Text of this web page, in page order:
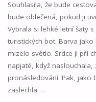
Souhlasila, že bude
bude oblečená, pokud ji
Vybrala si lehké letní šaty
turistických bot. Barva
mizelo světlo. Srdce jí při
napjaté, když
pronásledování. Pak, jako
zaslechla …